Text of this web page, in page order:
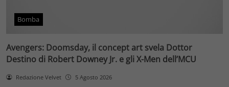
Bomba
Avengers: Doomsday, il concept art svela Dottor
Destino di Robert Downey Jr. e gli X-Men dell’MCU
Redazione Velvet 5 Agosto 2026